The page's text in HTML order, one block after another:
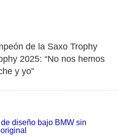
de la Saxo Trophy
2025: “No nos hemos
y yo”